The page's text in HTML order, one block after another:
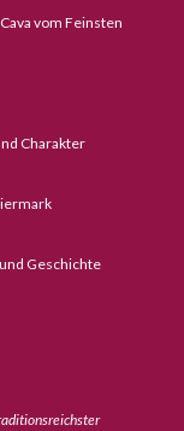
vom Feinsten
Charakter
Geschichte